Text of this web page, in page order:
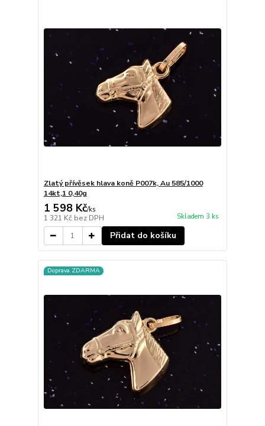
Zlatý přívěsek hlava koně P007k, Au 585/1000
14kt,1 0,40g
1 598 Kč/ks
1 321 Kč bez DPH Skladem 3 ks
Přidat do košíku
Doprava ZDARMA